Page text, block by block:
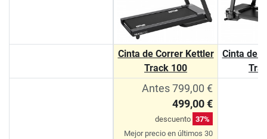
Cinta de Correr Kettler
Track 100
Cinta de
Antes 799,00 €
499,00 €
descuento 37%
Mejor precio en últimos 30